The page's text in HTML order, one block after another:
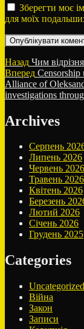
Зберегти моє
для моїх
Навігація
записів
Назад Попередній
запис:
Чим
Вперед Наступний
запис:
Alliance of
investigations
Archives
Серпень
Липень 2026
Червень 2026
Травень 2026
Квітень 2026
Березень
Лютий 2026
Січень 2026
Грудень 2025
Categories
Uncategorized
Війна
Закон
Записи